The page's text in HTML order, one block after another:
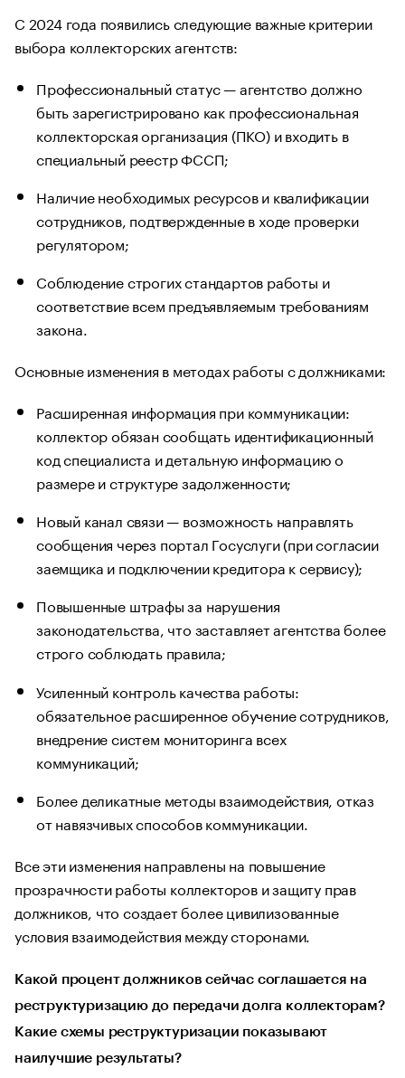
С 2024 года появились следующие важные критерии
выбора коллекторских агентств:
Профессиональный статус — агентство должно
быть зарегистрировано как профессиональная
коллекторская организация (ПКО) и входить в
специальный реестр ФССП;
Наличие необходимых ресурсов и квалификации
сотрудников, подтвержденные в ходе проверки
регулятором;
Соблюдение строгих стандартов работы и
соответствие всем предъявляемым требованиям
закона.
Основные изменения в методах работы с должниками:
Расширенная информация при коммуникации:
коллектор обязан сообщать идентификационный
код специалиста и детальную информацию о
размере и структуре задолженности;
Новый канал связи — возможность направлять
сообщения через портал Госуслуги (при согласии
заемщика и подключении кредитора к сервису);
Повышенные штрафы за нарушения
законодательства, что заставляет агентства более
строго соблюдать правила;
Усиленный контроль качества работы:
обязательное расширенное обучение сотрудников,
внедрение систем мониторинга всех
коммуникаций;
Более деликатные методы взаимодействия, отказ
от навязчивых способов коммуникации.
Все эти изменения направлены на повышение
прозрачности работы коллекторов и защиту прав
должников, что создает более цивилизованные
условия взаимодействия между сторонами.
Какой процент должников сейчас соглашается на
реструктуризацию до передачи долга коллекторам?
Какие схемы реструктуризации показывают
наилучшие результаты?